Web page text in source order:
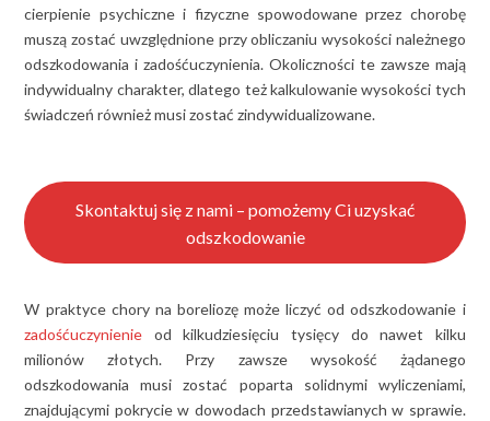
cierpienie psychiczne i fizyczne spowodowane przez chorobę
muszą zostać uwzględnione przy obliczaniu wysokości należnego
odszkodowania i zadośćuczynienia. Okoliczności te zawsze mają
indywidualny charakter, dlatego też kalkulowanie wysokości tych
świadczeń również musi zostać zindywidualizowane.
Skontaktuj się z nami – pomożemy Ci uzyskać
odszkodowanie
W praktyce chory na boreliozę może liczyć od odszkodowanie i
zadośćuczynienie od kilkudziesięciu tysięcy do nawet kilku
milionów złotych. Przy zawsze wysokość żądanego
odszkodowania musi zostać poparta solidnymi wyliczeniami,
znajdującymi pokrycie w dowodach przedstawianych w sprawie.